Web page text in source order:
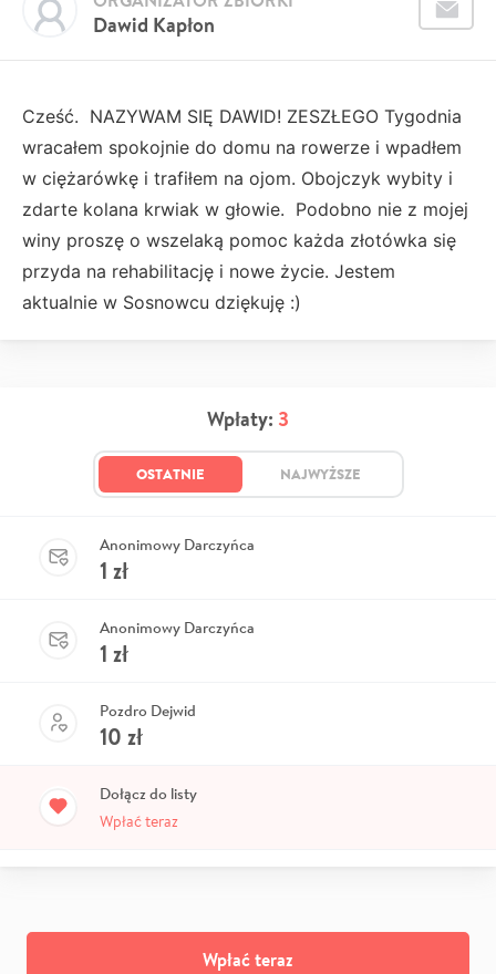
Dawid Kapłon
Cześć. NAZYWAM SIĘ DAWID! ZESZŁEGO Tygodnia
wracałem spokojnie do domu na rowerze i wpadłem
w ciężarówkę i trafiłem na ojom. Obojczyk wybity i
zdarte kolana krwiak w głowie. Podobno nie z mojej
winy proszę o wszelaką pomoc każda złotówka się
przyda na rehabilitację i nowe życie. Jestem
aktualnie w Sosnowcu dziękuję :)
Wpłaty: 3
OSTATNIE NAJWYŻSZE
Anonimowy Darczyńca
1 zł
Anonimowy Darczyńca
1 zł
Pozdro Dejwid
10 zł
Dołącz do listy
Wpłać teraz
Wpłać teraz